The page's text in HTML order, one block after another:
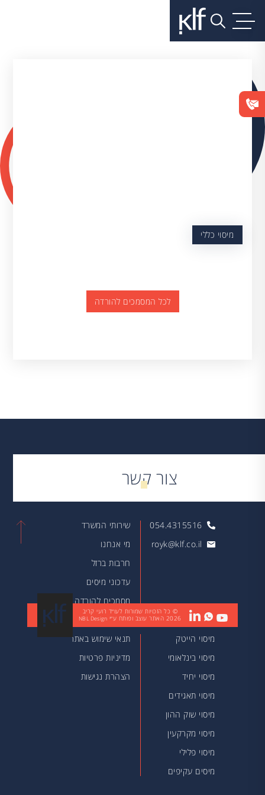
מיסוי כללי
לכל המסמכים להורדה
צור קשר
054.4315516
royk@klf.co.il
שירותי המשרד
מי אנחנו
חרבות ברזל
עדכוני מיסים
מסמכים להורדה
מאמרים
מיסוי הייטק
מיסוי בינלאומי
מיסוי יחיד
מיסוי תאגידים
מיסוי שוק ההון
מיסוי מקרקעין
מיסוי פלילי
מיסים עקיפים
תנאי שימוש באתר
מדיניות פרטיות
הצהרת נגישות
© כל הזכויות שמורות לעו״ד רועי קריב
2026 האתר עוצב ופותח ע״י NBL Design